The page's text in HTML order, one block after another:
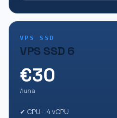
VPS SSD
VPS SSD 6
€30
/luna
✔ CPU - 4 vCPU